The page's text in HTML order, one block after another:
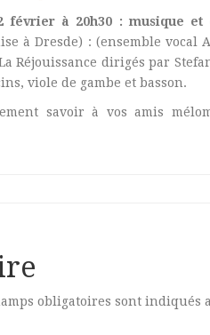
février à 20h30 : musique et
à Dresde) : (ensemble vocal
Réjouissance dirigés par
viole de gambe et basson.
savoir à vos amis
obligatoires sont indiqués